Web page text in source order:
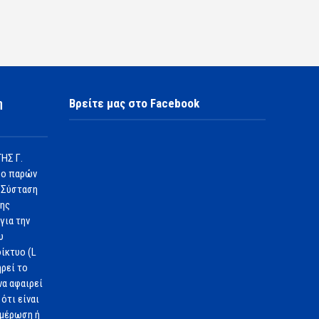
Γ.
ο παρών
την
(L
το
αφαιρεί
είναι
ή
Βρείτε μας στο Facebook